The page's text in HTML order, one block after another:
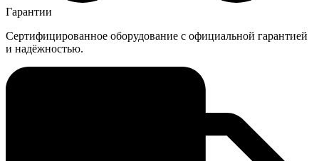
Гарантии
Сертифицированное оборудование с официальной гарантией
и надёжностью.